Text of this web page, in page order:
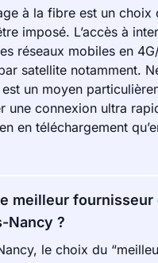
à la fibre est un choix
imposé. L’accès à
réseaux mobiles en
satellite notamment.
un moyen
une connexion ultra
en téléchargement
meilleur fournisseur
Nancy ?
le choix du